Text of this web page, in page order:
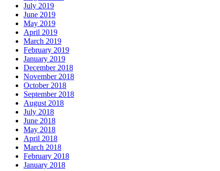
July 2019
June 2019
May 2019
April 2019
March 2019
February 2019
January 2019
December 2018
November 2018
October 2018
September 2018
August 2018
July 2018
June 2018
May 2018
April 2018
March 2018
February 2018
January 2018